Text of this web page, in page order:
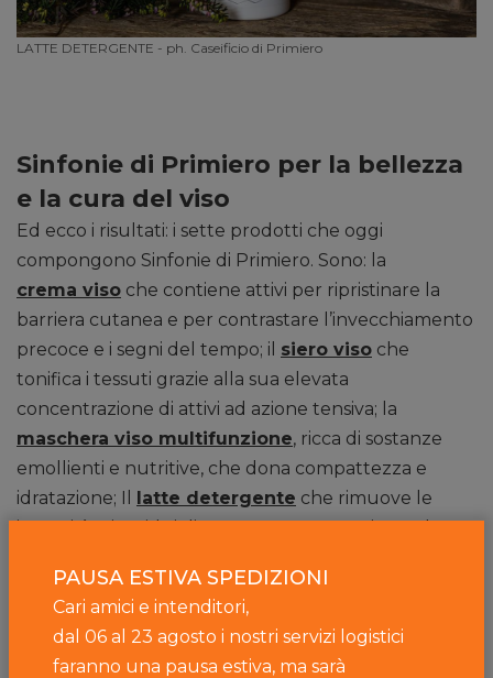
LATTE DETERGENTE - ph. Caseificio di Primiero
Sinfonie di Primiero per la bellezza
e la cura del viso
Ed ecco i risultati: i sette prodotti che oggi
compongono Sinfonie di Primiero. Sono: la
crema viso che contiene attivi per ripristinare la
barriera cutanea e per contrastare l’invecchiamento
precoce e i segni del tempo; il siero viso che
tonifica i tessuti grazie alla sua elevata
concentrazione di attivi ad azione tensiva; la
maschera viso multifunzione, ricca di sostanze
emollienti e nutritive, che dona compattezza e
idratazione; Il latte detergente che rimuove le
impurità e i residui di trucco e smog, restituendo
Sinfonie per le mani, per il corpo e
PAUSA ESTIVA SPEDIZIONI
Cari amici e intenditori,
dal 06 al 23 agosto i nostri servizi logistici
faranno una pausa estiva, ma sarà